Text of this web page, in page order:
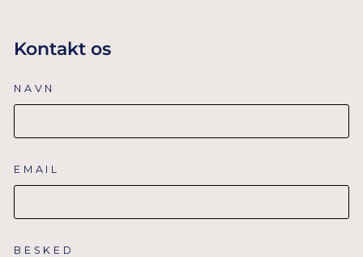
Kontakt os
NAVN
EMAIL
BESKED